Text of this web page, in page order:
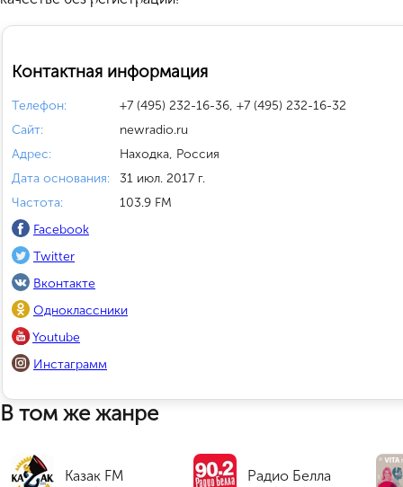
Контактная информация
Телефон:
+7 (495) 232-16-36, +7 (495) 232-16-32
Сайт:
newradio.ru
Адрес:
Находка, Россия
Дата основания:
31 июл. 2017 г.
Частота:
103.9 FM
Facebook
Twitter
Вконтакте
Одноклассники
Youtube
Инстаграмм
В том же жанре
Казак FM Радио Белла